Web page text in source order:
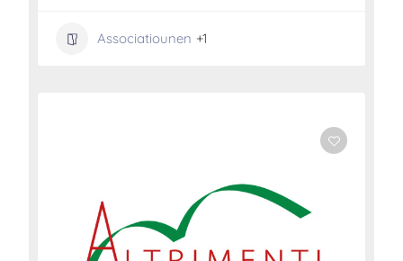
Associatiounen +1